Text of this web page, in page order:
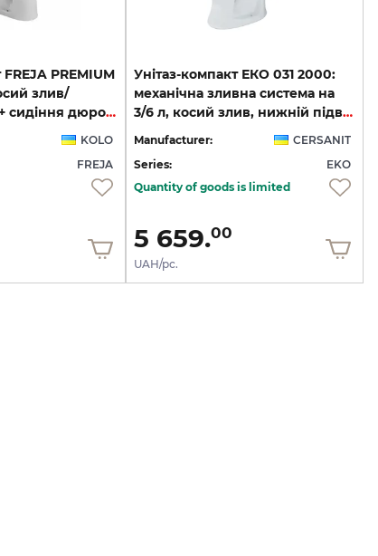
PREMIUM
злив/
нижній підвід + сидіння дюропластове вільнопадаюче L790460
KOLO
FREJA
Унітаз-компакт ЕКО 031 2000:
механічна зливна система на
3/6 л, косий злив, нижній підвід + кришка дюропластова
Manufacturer:
CERSANIT
Series:
EKO
Quantity of goods is limited
5 659.00
UAH/pc.